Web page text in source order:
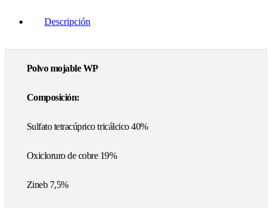
Descripción
Polvo mojable WP
Composición:
Sulfato tetracúprico tricálcico 40%
Oxicloruro de cobre 19%
Zineb 7,5%